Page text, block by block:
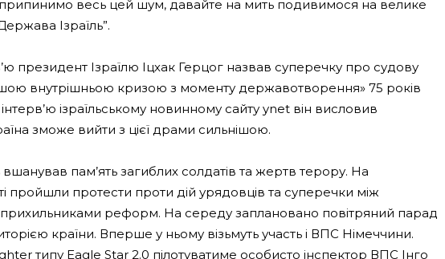
весь цей шум, давайте на мить подивимося на велике
Ізраїль”.
президент Ізраїлю Іцхак Герцог назвав суперечку про судову
внутрішньою кризою з моменту державотворення» 75 років
ізраїльському новинному сайту ynet він висловив
зможе вийти з цієї драми сильнішою.
вшанував пам’ять загиблих солдатів та жертв терору. На
пройшли протести проти дій урядовців та суперечки між
реформ. На середу заплановано повітряний парад
країни. Вперше у ньому візьмуть участь і ВПС Німеччини.
типу Eagle Star 2.0 пілотуватиме особисто інспектор ВПС Інго